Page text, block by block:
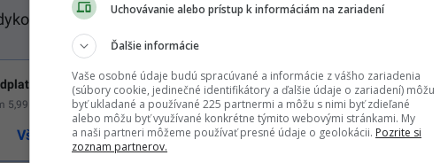
Startitup PREMIUM 3,99€ 5,99€
5,99 € mesačne
Všetky mesačné predplatné
Uchovávanie alebo prístup k informáciám na zariadení
Ďalšie informácie
Vaše osobné údaje budú spracúvané a informácie z vášho zariadenia
(súbory cookie, jedinečné identifikátory a ďalšie údaje o zariadení) môžu
byť ukladané a používané 225 partnermi a môžu s nimi byť zdieľané
alebo môžu byť využívané konkrétne týmito webovými stránkami. My
a naši partneri môžeme používať presné údaje o geolokácii. Pozrite si
zoznam partnerov.